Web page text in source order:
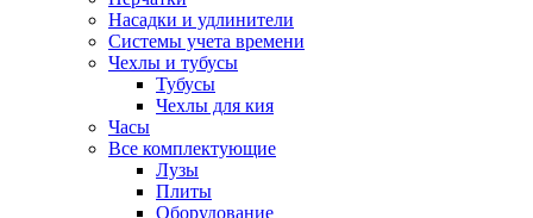
Насадки и удлинители
Системы учета времени
Чехлы и тубусы
Тубусы
Чехлы для кия
Часы
Все комплектующие
Лузы
Плиты
Оборудование